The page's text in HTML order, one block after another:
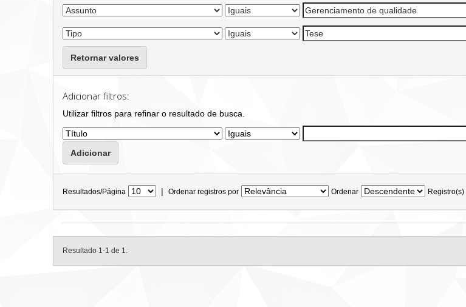
Retornar valores
Adicionar filtros:
Utilizar filtros para refinar o resultado de busca.
Resultados/Página | Ordenar registros por Ordenar Registro(s)
Resultado 1-1 de 1.